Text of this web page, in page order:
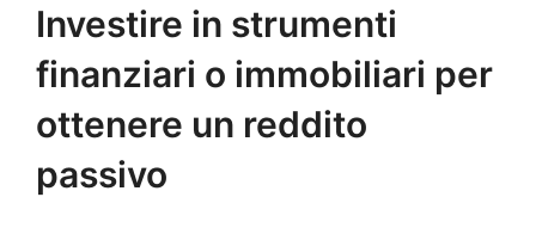
Investire in strumenti
finanziari o immobiliari per
ottenere un reddito
passivo